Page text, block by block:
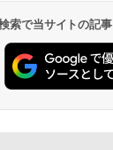
索で当サイトの記